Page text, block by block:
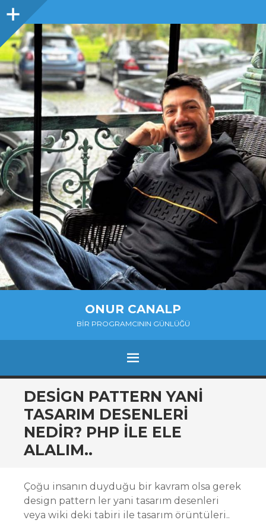
Sidebar
ONUR CANALP
BIR PROGRAMCININ GÜNLÜĞÜ
MENU
SKIP
TO
CONTENT
DESIGN PATTERN YANI
TASARIM DESENLERI
NEDIR? PHP ILE ELE
ALALIM..
Çoğu insanın duyduğu bir kavram olsa gerek
design pattern ler yani tasarım desenleri
veya wiki deki tabiri ile tasarım örüntüleri..